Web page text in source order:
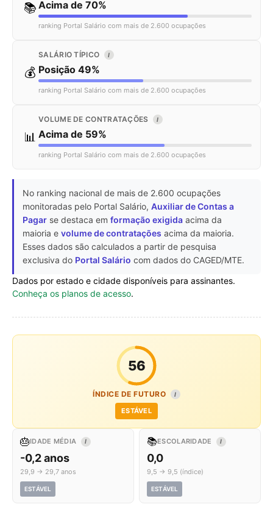
📚 Acima de 70%
ranking Portal Salário com mais de 2.600 ocupações
💰
SALÁRIO TÍPICO I
Posição 49%
ranking Portal Salário com mais de 2.600 ocupações
📊
VOLUME DE CONTRATAÇÕES I
Acima de 59%
ranking Portal Salário com mais de 2.600 ocupações
No ranking nacional de mais de 2.600 ocupações
monitoradas pelo Portal Salário, Auxiliar de Contas a
Pagar se destaca em formação exigida acima da
maioria e volume de contratações acima da maioria.
Esses dados são calculados a partir de pesquisa
exclusiva do Portal Salário com dados do CAGED/MTE.
Dados por estado e cidade disponíveis para assinantes.
Conheça os planos de acesso.
56
ÍNDICE DE FUTURO I
ESTÁVEL
🎂IDADE MÉDIA I
-0,2 anos
29,9 → 29,7 anos
ESTÁVEL
📚ESCOLARIDADE I
0,0
9,5 → 9,5 (índice)
ESTÁVEL